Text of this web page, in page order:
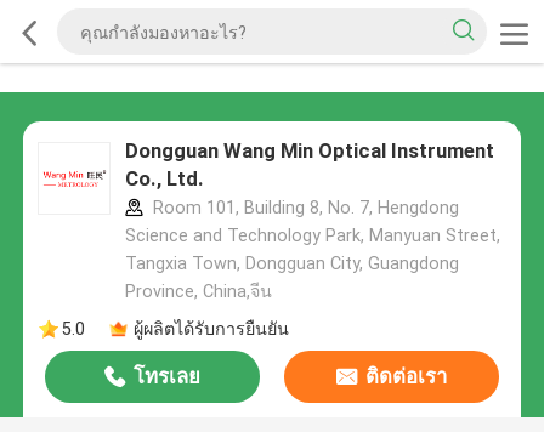
Dongguan Wang Min Optical Instrument
Co., Ltd.
Room 101, Building 8, No. 7, Hengdong
Science and Technology Park, Manyuan Street,
Tangxia Town, Dongguan City, Guangdong
Province, China,จีน
5.0
ผู้ผลิตได้รับการยืนยัน
โทรเลย ติดต่อเรา